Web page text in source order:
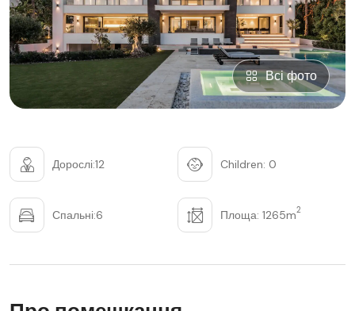
Всі фото
Дорослі:12 Children: 0
Спальні:6 Площа: 1265m2